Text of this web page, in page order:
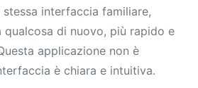
interfaccia familiare,
qualcosa di nuovo, più rapido e
applicazione non è
è chiara e intuitiva.